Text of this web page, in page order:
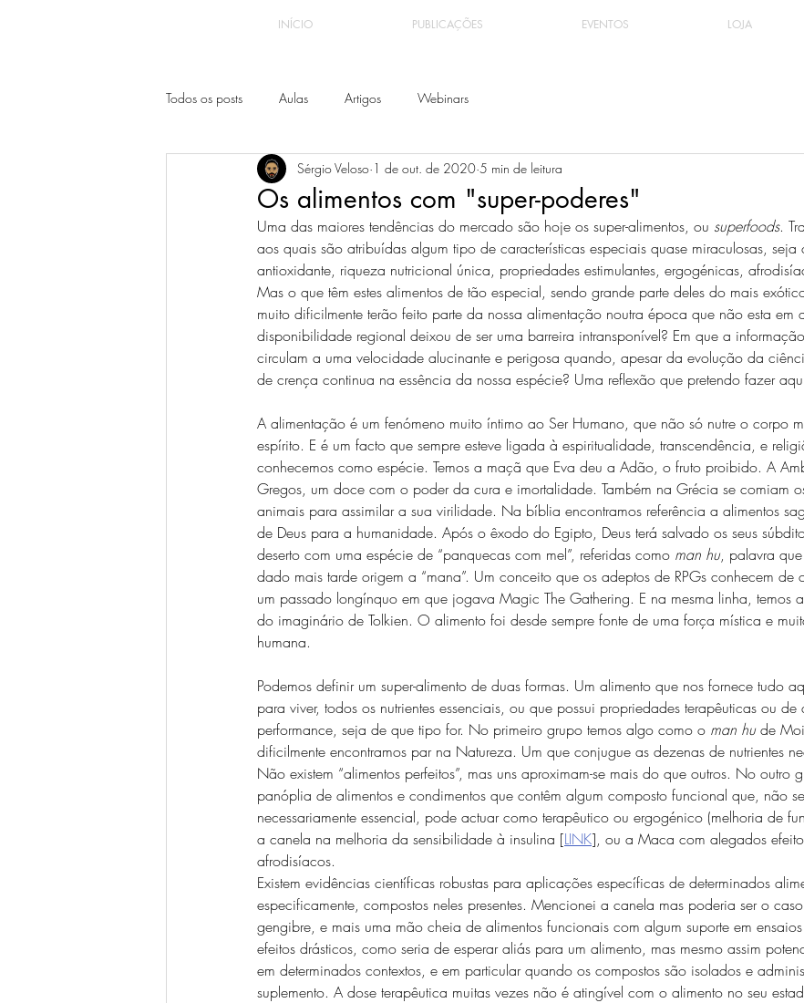
INÍCIO PUBLICAÇÕES EVENTOS LOJA
Todos os posts Aulas Artigos Webinars
Os alimentos com "super-poderes"
Sérgio Veloso 1 de out. de 2020 5 min de leitura
Uma das maiores tendências do mercado são hoje os super-alimentos, ou superfoods.
aos quais são atribuídas algum tipo de características especiais quase miraculosas,
antioxidante, riqueza nutricional única, propriedades estimulantes, ergogénicas,
Mas o que têm estes alimentos de tão especial, sendo grande parte deles do mais
muito dificilmente terão feito parte da nossa alimentação noutra época que não esta em
disponibilidade regional deixou de ser uma barreira intransponível? Em que a
circulam a uma velocidade alucinante e perigosa quando, apesar da evolução da
de crença continua na essência da nossa espécie? Uma reflexão que pretendo fazer
A alimentação é um fenómeno muito íntimo ao Ser Humano, que não só nutre o corpo
espírito. E é um facto que sempre esteve ligada à espiritualidade, transcendência, e
conhecemos como espécie. Temos a maçã que Eva deu a Adão, o fruto proibido. A
Gregos, um doce com o poder da cura e imortalidade. Também na Grécia se comiam
animais para assimilar a sua virilidade. Na bíblia encontramos referência a alimentos
de Deus para a humanidade. Após o êxodo do Egipto, Deus terá salvado os seus
deserto com uma espécie de “panquecas com mel”, referidas como man hu, palavra
dado mais tarde origem a “mana”. Um conceito que os adeptos de RPGs conhecem de
um passado longínquo em que jogava Magic The Gathering. E na mesma linha, temos a
do imaginário de Tolkien. O alimento foi desde sempre fonte de uma força mística e
humana.
Podemos definir um super-alimento de duas formas. Um alimento que nos fornece tudo
para viver, todos os nutrientes essenciais, ou que possui propriedades terapêuticas ou de
performance, seja de que tipo for. No primeiro grupo temos algo como o man hu de
dificilmente encontramos par na Natureza. Um que conjugue as dezenas de nutrientes
Não existem “alimentos perfeitos”, mas uns aproximam-se mais do que outros. No outro
panóplia de alimentos e condimentos que contêm algum composto funcional que, não
necessariamente essencial, pode actuar como terapêutico ou ergogénico (melhoria de
a canela na melhoria da sensibilidade à insulina [LINK], ou a Maca com alegados
afrodisíacos.
Existem evidências científicas robustas para aplicações específicas de determinados
especificamente, compostos neles presentes. Mencionei a canela mas poderia ser o
gengibre, e mais uma mão cheia de alimentos funcionais com algum suporte em
efeitos drásticos, como seria de esperar aliás para um alimento, mas mesmo assim
em determinados contextos, e em particular quando os compostos são isolados e
suplemento. A dose terapêutica muitas vezes não é atingível com o alimento no seu